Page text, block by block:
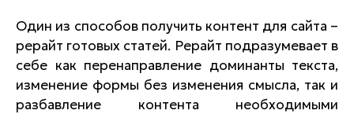
Один из способов получить контент для сайта –
рерайт готовых статей. Рерайт подразумевает в
себе как перенаправление доминанты текста,
изменение формы без изменения смысла, так и
разбавление контента необходимыми